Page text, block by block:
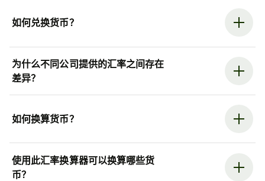
如何兑换货币？
为什么不同公司提供的汇率之间存在
差异？
如何换算货币？
使用此汇率换算器可以换算哪些货
币？